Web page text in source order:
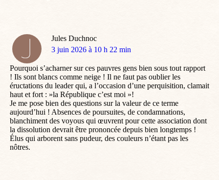
Jules Duchnoc
dit
3 juin 2026 à 10 h 22 min
Pourquoi s’acharner sur ces pauvres gens bien sous tout rapport
! Ils sont blancs comme neige ! Il ne faut pas oublier les
éructations du leader qui, a l’occasion d’une perquisition, clamait
haut et fort : »la République c’est moi »!
Je me pose bien des questions sur la valeur de ce terme
aujourd’hui ! Absences de poursuites, de condamnations,
blanchiment des voyous qui œuvrent pour cette association dont
la dissolution devrait être prononcée depuis bien longtemps !
Élus qui arborent sans pudeur, des couleurs n’étant pas les
nôtres.